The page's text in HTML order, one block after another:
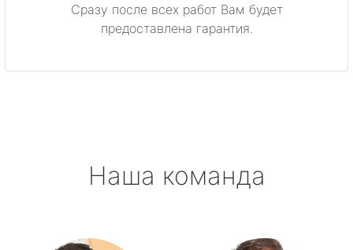
Сразу после всех работ Вам будет
предоставлена гарантия.
Наша команда